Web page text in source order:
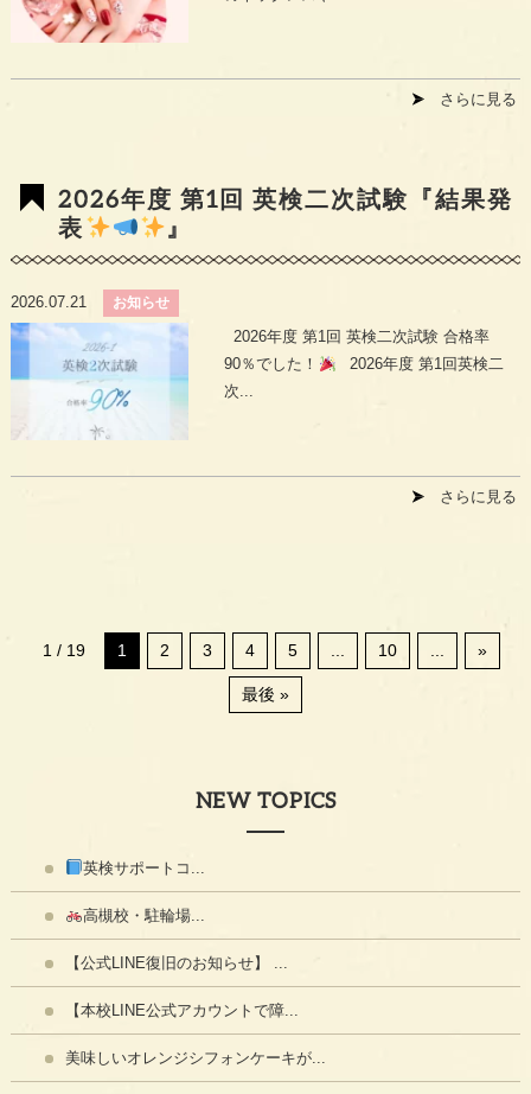
さらに見る
2026年度 第1回 英検二次試験『結果発
表
』
2026.07.21 お知らせ
2026年度 第1回 英検二次試験 合格率
90％でした！
2026年度 第1回英検二
次...
さらに見る
1 / 19 1 2 3 4 5 10 »
最後 »
NEW TOPICS
英検サポートコ...
高槻校・駐輪場...
【公式LINE復旧のお知らせ】 ...
【本校LINE公式アカウントで障...
美味しいオレンジシフォンケーキが...